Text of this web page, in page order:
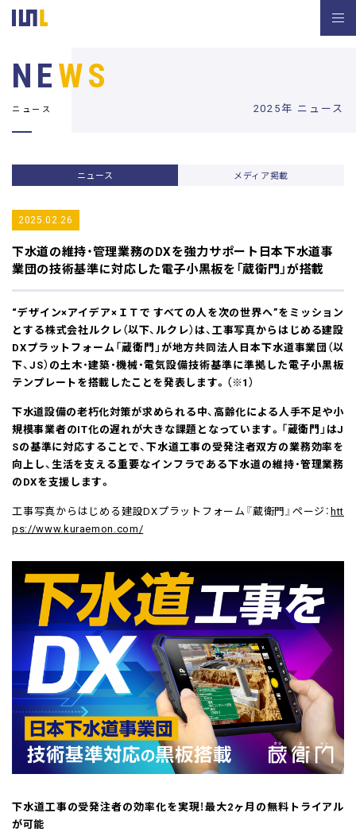
2025年 ニュース
NEWS
ニュース
ニュース メディア掲載
2025.02.26
下水道の維持・管理業務のDXを強力サポート 日本下水道事
業団の技術基準に対応した電子小黒板を「蔵衛門」が搭載
“デザイン×アイデア×ＩＴで すべての人を次の世界へ”をミッション
とする株式会社ルクレ（以下、ルクレ）は、工事写真からはじめる建設
DXプラットフォーム「蔵衛門」が地方共同法人日本下水道事業団（以
下、JS）の土木・建築・機械・電気設備技術基準に準拠した電子小黒板
テンプレートを搭載したことを発表します。（※1）
下水道設備の老朽化対策が求められる中、高齢化による人手不足や小
規模事業者のIT化の遅れが大きな課題となっています。「蔵衛門」はJ
Sの基準に対応することで、下水道工事の受発注者双方の業務効率を
向上し、生活を支える重要なインフラである下水道の維持・管理業務
のDXを支援します。
工事写真からはじめる建設DXプラットフォーム『蔵衛門』ページ：htt
ps://www.kuraemon.com/
下水道工事の受発注者の効率化を実現！最大2ヶ月の無料トライアル
が可能